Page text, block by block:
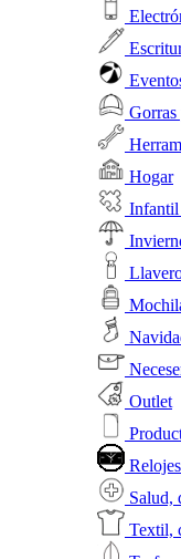
Gorras
Hogar
Infantil
Outlet
Salud,
Textil,